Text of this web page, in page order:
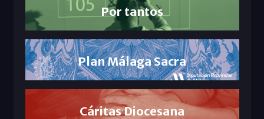
Por tantos
Plan Málaga Sacra
Cáritas Diocesana